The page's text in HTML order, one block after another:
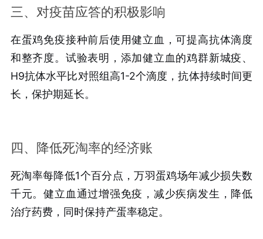
三、对疫苗应答的积极影响
在蛋鸡免疫接种前后使用健立血，可提高抗体滴度
和整齐度。试验表明，添加健立血的鸡群新城疫、
H9抗体水平比对照组高1-2个滴度，抗体持续时间更
长，保护期延长。
四、降低死淘率的经济账
死淘率每降低1个百分点，万羽蛋鸡场年减少损失数
千元。健立血通过增强免疫，减少疾病发生，降低
治疗药费，同时保持产蛋率稳定。